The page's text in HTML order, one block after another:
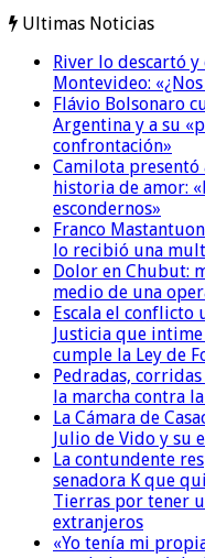
Ultimas Noticias
River lo descartó
Montevideo:
Flávio Bolsonaro
Argentina y a su
confrontación»
Camilota presentó
historia de amor:
escondernos»
Franco
lo recibió una
Dolor en Chubut:
medio de una
Escala el conflicto
Justicia que
cumple la Ley de
Pedradas,
la marcha contra
La Cámara de
Julio de Vido y su
La contundente
senadora K que
Tierras por tener
extranjeros
«Yo tenía mi